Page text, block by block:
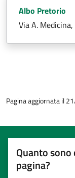
Albo Pretorio
Via A.
Pagina aggiornata il
Quanto
pagina?